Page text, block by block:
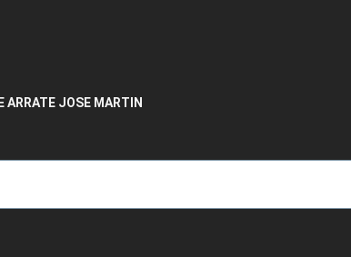
de ayuda a la navegación
ARRATE JOSE MARTIN